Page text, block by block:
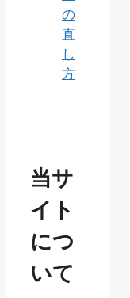
の
直
し
方
当サ
イト
につ
いて